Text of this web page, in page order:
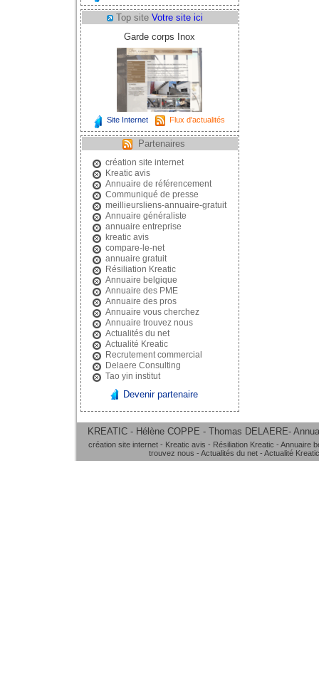
Top site Votre site ici
Garde corps Inox
Site Internet Flux d'actualités
Partenaires
création site internet
Kreatic avis
Annuaire de référencement
Communiqué de presse
meillieursliens-annuaire-gratuit
Annuaire généraliste
annuaire entreprise
kreatic avis
compare-le-net
annuaire gratuit
Résiliation Kreatic
Annuaire belgique
Annuaire des PME
Annuaire des pros
Annuaire vous cherchez
Annuaire trouvez nous
Actualités du net
Actualité Kreatic
Recrutement commercial
Delaere Consulting
Tao yin institut
Devenir partenaire
KREATIC - Hélène COPPE - Thomas DELAERE-
création site internet- Kreatic avis - Résiliation Kreatic - Annuaire
trouvez nous - Actualités du net - Actualité Kreatic